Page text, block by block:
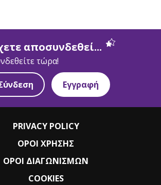
αποσυνδεθεί...
τώρα!
Εγγραφή
PRIVACY POLICY
ΟΡΟΙ ΧΡΗΣΗΣ
ΟΡΟΙ ΔΙΑΓΩΝΙΣΜΩΝ
COOKIES